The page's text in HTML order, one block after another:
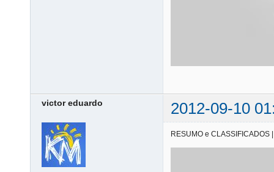
victor eduardo 2012-09-10
RESUMO e